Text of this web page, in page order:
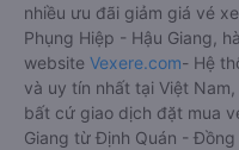
nhiều ưu đãi giảm giá vé
Phụng Hiệp - Hậu Giang,
website Vexere.com- Hệ
và uy tín nhất tại Việt
bất cứ giao dịch đặt mua
Giang từ Định Quán -